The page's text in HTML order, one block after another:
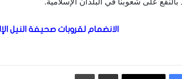
الانضمام لقروبات صحيفة النيل
مشاركة عبر البريد طباعة